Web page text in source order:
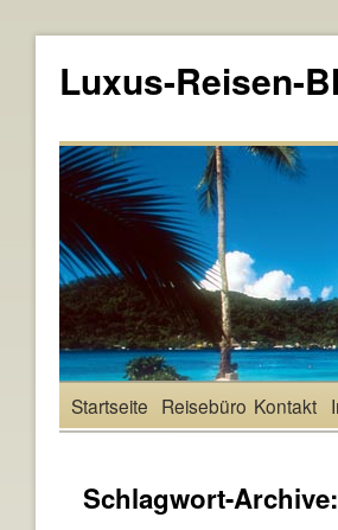
Luxus-Reisen-
Startseite Reisebüro Kontakt
Schlagwort-Archive: